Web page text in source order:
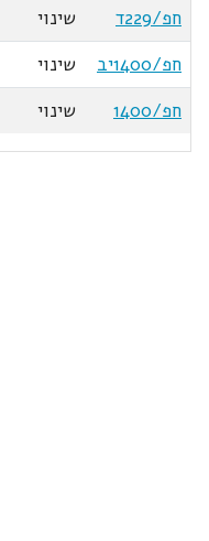
חפ/229ד
שינוי
חפ/1400יב
שינוי
חפ/1400
שינוי